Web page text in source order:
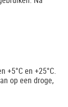
+5°C en +25°C.
op een droge,